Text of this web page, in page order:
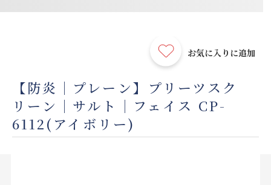
製品をさがす
店舗をさがす
お気に入りに追加
【防炎｜プレーン】プリーツスク
リーン｜サルト｜フェイス CP-
6112(アイボリー)